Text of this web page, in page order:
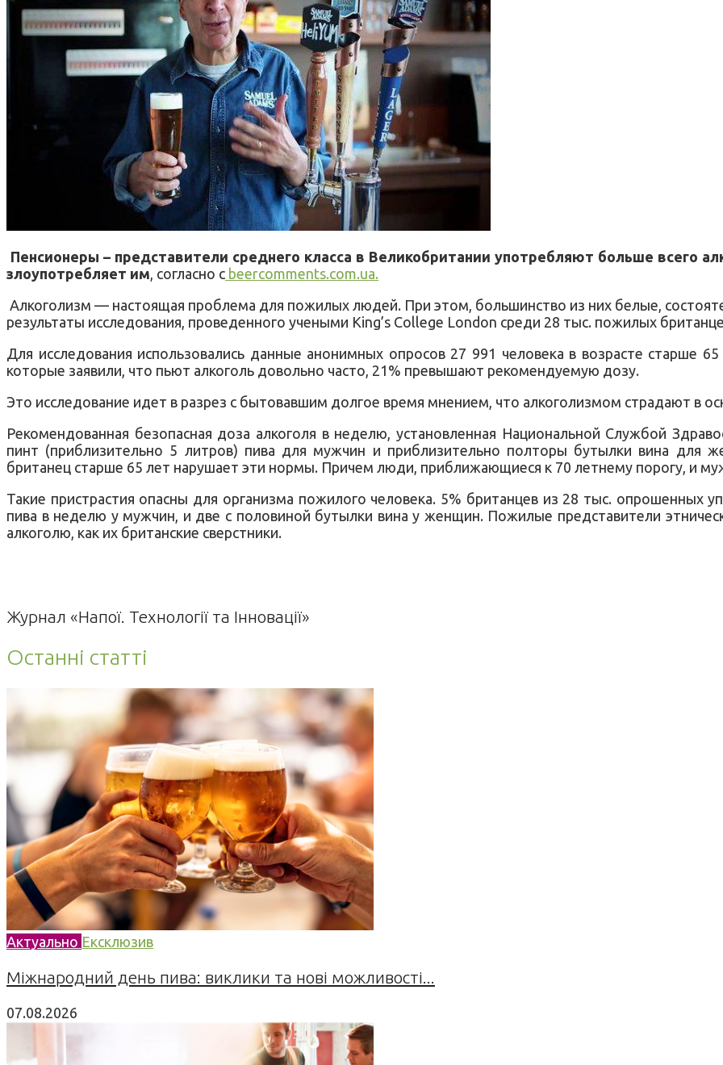
Пенсионеры – представители среднего класса в Великобритании употребляют больше всего
злоупотребляет им , согласно с beercomments.com.ua.
Алкоголизм — настоящая проблема для пожилых людей. При этом, большинство из них белые,
результаты исследования, проведенного учеными King’s College London среди 28 тыс. пожилых
Для исследования использовались данные анонимных опросов 27 991 человека в возрасте
которые заявили, что пьют алкоголь довольно часто, 21% превышают рекомендуемую дозу.
Это исследование идет в разрез с бытовавшим долгое время мнением, что алкоголизмом страдают в
Рекомендованная безопасная доза алкоголя в неделю, установленная Национальной Службой
пинт (приблизительно 5 литров) пива для мужчин и приблизительно полторы бутылки вина для
британец старше 65 лет нарушает эти нормы. Причем люди, приближающиеся к 70 летнему порогу, и
Такие пристрастия опасны для организма пожилого человека. 5% британцев из 28 тыс. опрошенных
пива в неделю у мужчин, и две с половиной бутылки вина у женщин. Пожилые представители
алкоголю, как их британские сверстники.
Журнал «Напої. Технології та Інновації»
Останні статті
Актуально Ексклюзив
Міжнародний день пива: виклики та нові можливості...
07.08.2026